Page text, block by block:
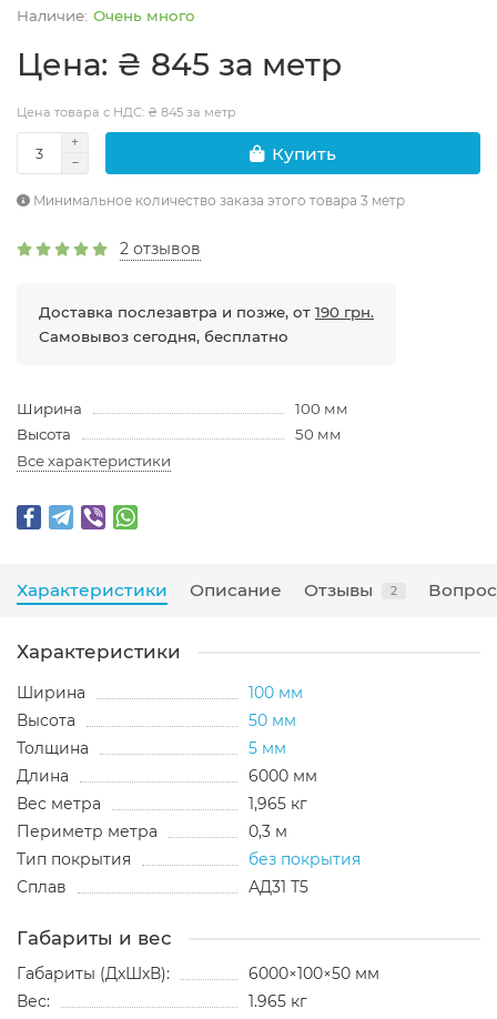
Очень много
Цена: ₴ 845 за метр
Цена товара с НДС: ₴ 845 за метр
Купить
Минимальное количество заказа этого товара 3 метр
2 отзывов
Доставка послезавтра и позже, от 190 грн.
Самовывоз сегодня, бесплатно
Ширина
100 мм
Высота
50 мм
Все характеристики
Характеристики Описание Отзывы 2
Характеристики
Ширина
100 мм
Высота
50 мм
Толщина
5 мм
Длина
6000 мм
Вес метра
1,965 кг
Периметр метра
0,3 м
Тип покрытия
без покрытия
Сплав
АД31 Т5
Габариты и вес
Габариты (ДхШхВ):
6000×100×50 мм
Вес:
1.965 кг